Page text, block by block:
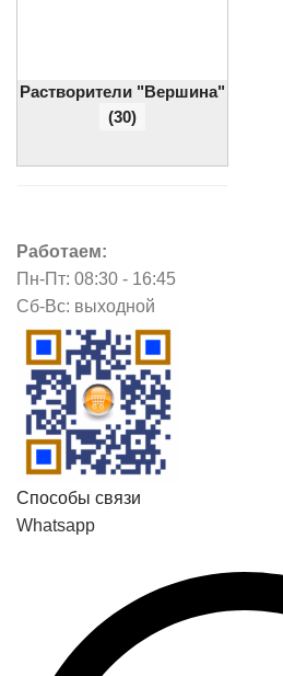
Растворители "Вершина"
(30)
Работаем:
Пн-Пт: 08:30 - 16:45
Сб-Вс: выходной
Способы связи
Whatsapp